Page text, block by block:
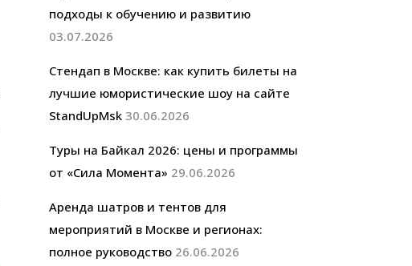
подходы к обучению и развитию
03.07.2026
Стендап в Москве: как купить билеты на
лучшие юмористические шоу на сайте
StandUpMsk 30.06.2026
Туры на Байкал 2026: цены и программы
от «Сила Момента» 29.06.2026
Аренда шатров и тентов для
мероприятий в Москве и регионах:
полное руководство 26.06.2026